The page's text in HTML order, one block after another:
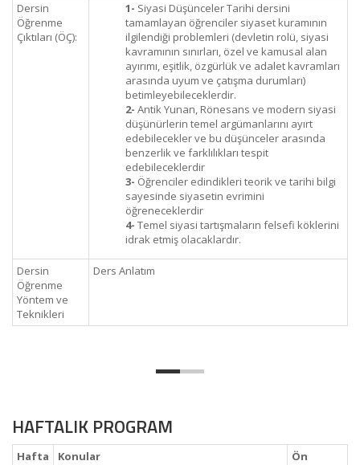
Dersin
Öğrenme
Çıktıları (ÖÇ):
1- Siyasi Düşünceler Tarihi dersini
tamamlayan öğrenciler siyaset kuramının
ilgilendiği problemleri (devletin rolü, siyasi
kavramının sınırları, özel ve kamusal alan
ayırımı, eşitlik, özgürlük ve adalet kavramları
arasında uyum ve çatışma durumları)
betimleyebileceklerdir.
2- Antik Yunan, Rönesans ve modern siyasi
düşünürlerin temel argümanlarını ayırt
edebilecekler ve bu düşünceler arasında
benzerlik ve farklılıkları tespit
edebileceklerdir
3- Öğrenciler edindikleri teorik ve tarihi bilgi
sayesinde siyasetin evrimini
öğreneceklerdir
4- Temel siyasi tartışmaların felsefi köklerini
idrak etmiş olacaklardır.
Dersin
Öğrenme
Yöntem ve
Teknikleri
Ders Anlatım
HAFTALIK PROGRAM
Hafta Konular
Ön